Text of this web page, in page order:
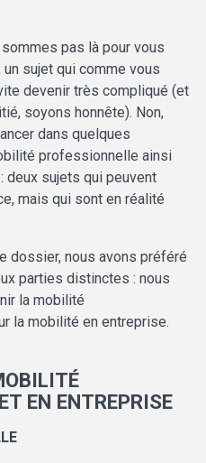
pas là pour vous
sujet qui comme vous
devenir très compliqué (et
soyons honnête). Non,
dans quelques
professionnelle ainsi
deux sujets qui peuvent
mais qui sont en réalité
dossier, nous avons préféré
parties distinctes : nous
la mobilité
la mobilité en entreprise.
EN ENTREPRISE